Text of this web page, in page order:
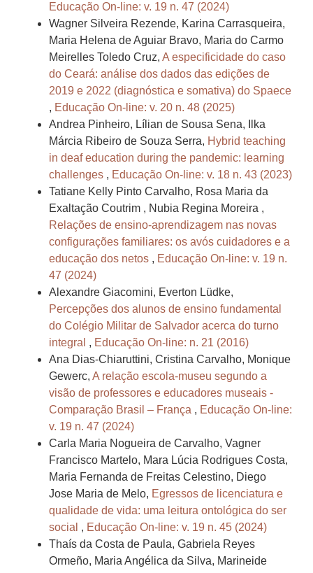
Educação On-line: v. 19 n. 47 (2024)
Wagner Silveira Rezende, Karina Carrasqueira,
Maria Helena de Aguiar Bravo, Maria do Carmo
Meirelles Toledo Cruz, A especificidade do caso
do Ceará: análise dos dados das edições de
2019 e 2022 (diagnóstica e somativa) do Spaece
, Educação On-line: v. 20 n. 48 (2025)
Andrea Pinheiro, Lílian de Sousa Sena, Ilka
Márcia Ribeiro de Souza Serra, Hybrid teaching
in deaf education during the pandemic: learning
challenges , Educação On-line: v. 18 n. 43 (2023)
Tatiane Kelly Pinto Carvalho, Rosa Maria da
Exaltação Coutrim , Nubia Regina Moreira ,
Relações de ensino-aprendizagem nas novas
configurações familiares: os avós cuidadores e a
educação dos netos , Educação On-line: v. 19 n.
47 (2024)
Alexandre Giacomini, Everton Lüdke,
Percepções dos alunos de ensino fundamental
do Colégio Militar de Salvador acerca do turno
integral , Educação On-line: n. 21 (2016)
Ana Dias-Chiaruttini, Cristina Carvalho, Monique
Gewerc, A relação escola-museu segundo a
visão de professores e educadores museais -
Comparação Brasil – França , Educação On-line:
v. 19 n. 47 (2024)
Carla Maria Nogueira de Carvalho, Vagner
Francisco Martelo, Mara Lúcia Rodrigues Costa,
Maria Fernanda de Freitas Celestino, Diego
Jose Maria de Melo, Egressos de licenciatura e
qualidade de vida: uma leitura ontológica do ser
social , Educação On-line: v. 19 n. 45 (2024)
Thaís da Costa de Paula, Gabriela Reyes
Ormeño, Maria Angélica da Silva, Marineide